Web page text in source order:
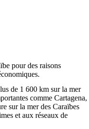
pour des raisons
de 1 600 km sur la mer
comme Cartagena,
sur la mer des Caraïbes
et aux réseaux de